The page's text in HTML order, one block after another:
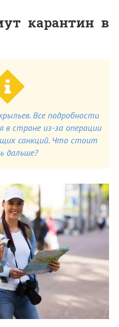
карантин в
Все подробности
в стране из-за операции
санкций. Что стоит
дальше?